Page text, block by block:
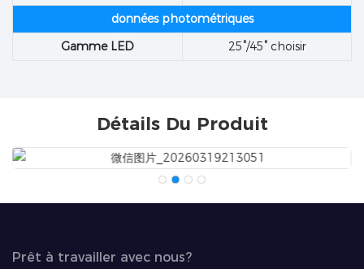
données photométriques
Gamme LED
25°/45° choisir
Détails Du Produit
Prêt à travailler avec nous?